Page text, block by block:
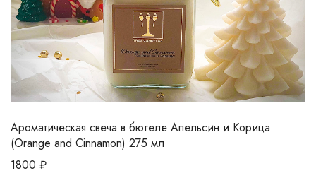
Ароматическая свеча в бюгеле Апельсин и Корица
(Orange and Cinnamon) 275 мл
1800 ₽